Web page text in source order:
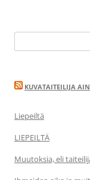
KUVATAITEILIJA
Liepeiltä
LIEPEILTÄ
Muutoksia, eli